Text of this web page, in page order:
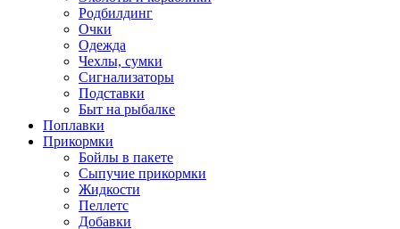
Родбилдинг
Очки
Одежда
Чехлы, сумки
Сигнализаторы
Подставки
Быт на рыбалке
Поплавки
Прикормки
Бойлы в пакете
Сыпучие прикормки
Жидкости
Пеллетс
Добавки